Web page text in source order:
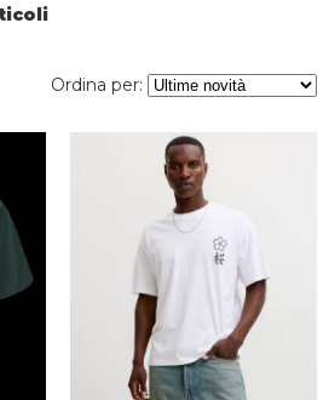
Ordina per: